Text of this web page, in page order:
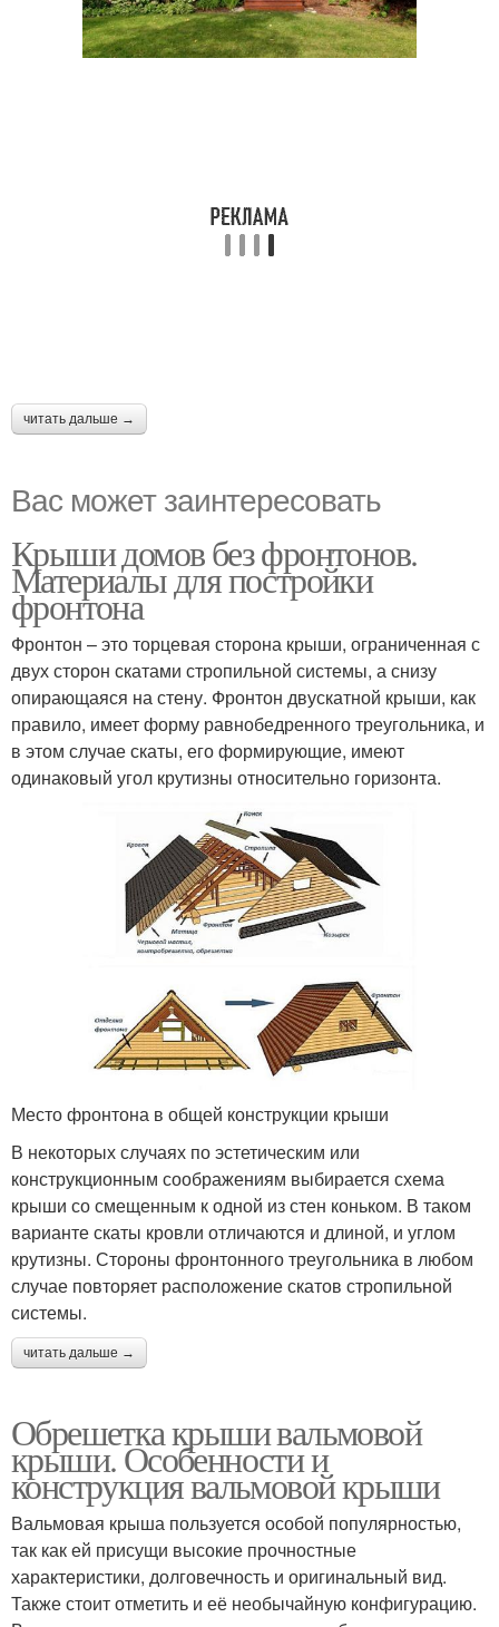
читать дальше →
Вас может заинтересовать
Крыши домов без фронтонов.
Материалы для постройки
фронтона
Фронтон – это торцевая сторона крыши, ограниченная с
двух сторон скатами стропильной системы, а снизу
опирающаяся на стену. Фронтон двускатной крыши, как
правило, имеет форму равнобедренного треугольника, и
в этом случае скаты, его формирующие, имеют
одинаковый угол крутизны относительно горизонта.
Место фронтона в общей конструкции крыши
В некоторых случаях по эстетическим или
конструкционным соображениям выбирается схема
крыши со смещенным к одной из стен коньком. В таком
варианте скаты кровли отличаются и длиной, и углом
крутизны. Стороны фронтонного треугольника в любом
случае повторяет расположение скатов стропильной
системы.
читать дальше →
Обрешетка крыши вальмовой
крыши. Особенности и
конструкция вальмовой крыши
Вальмовая крыша пользуется особой популярностью,
так как ей присущи высокие прочностные
характеристики, долговечность и оригинальный вид.
Также стоит отметить и её необычайную конфигурацию.